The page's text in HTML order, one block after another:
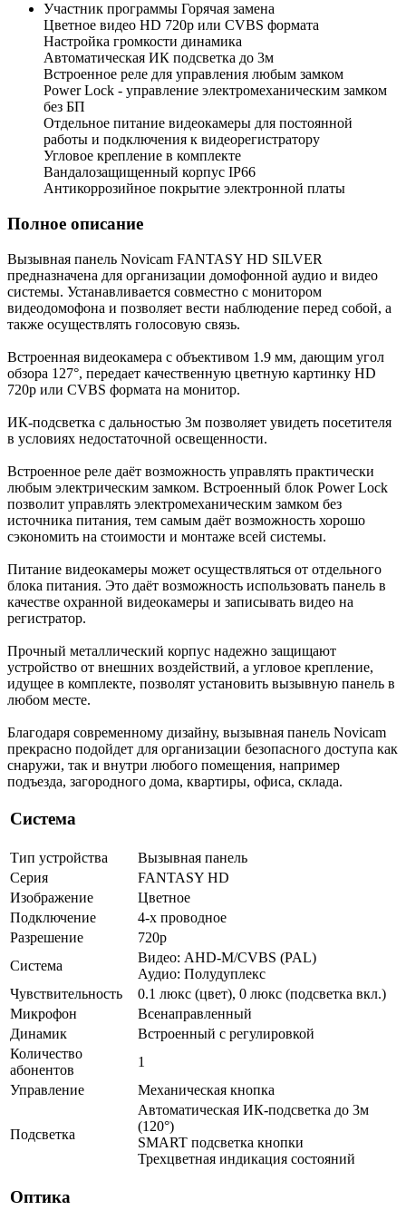
Участник программы Горячая замена
Цветное видео HD 720p или CVBS формата
Настройка громкости динамика
Автоматическая ИК подсветка до 3м
Встроенное реле для управления любым замком
Power Lock - управление электромеханическим замком
без БП
Отдельное питание видеокамеры для постоянной
работы и подключения к видеорегистратору
Угловое крепление в комплекте
Вандалозащищенный корпус IP66
Антикоррозийное покрытие электронной платы
Полное описание
Вызывная панель Novicam FANTASY HD SILVER
предназначена для организации домофонной аудио и видео
системы. Устанавливается совместно с монитором
видеодомофона и позволяет вести наблюдение перед собой, а
также осуществлять голосовую связь.
Встроенная видеокамера с объективом 1.9 мм, дающим угол
обзора 127°, передает качественную цветную картинку HD
720p или CVBS формата на монитор.
ИК-подсветка с дальностью 3м позволяет увидеть посетителя
в условиях недостаточной освещенности.
Встроенное реле даёт возможность управлять практически
любым электрическим замком. Встроенный блок Power Lock
позволит управлять электромеханическим замком без
источника питания, тем самым даёт возможность хорошо
сэкономить на стоимости и монтаже всей системы.
Питание видеокамеры может осуществляться от отдельного
блока питания. Это даёт возможность использовать панель в
качестве охранной видеокамеры и записывать видео на
регистратор.
Прочный металлический корпус надежно защищают
устройство от внешних воздействий, а угловое крепление,
идущее в комплекте, позволят установить вызывную панель в
любом месте.
Благодаря современному дизайну, вызывная панель Novicam
прекрасно подойдет для организации безопасного доступа как
снаружи, так и внутри любого помещения, например
подъезда, загородного дома, квартиры, офиса, склада.
Система
Тип устройства
Вызывная панель
Серия
FANTASY HD
Изображение
Цветное
Подключение
4-х проводное
Разрешение
720p
Система
Видео: AHD-M/CVBS (PAL)
Аудио: Полудуплекс
Чувствительность
0.1 люкс (цвет), 0 люкс (подсветка вкл.)
Микрофон
Всенаправленный
Динамик
Встроенный с регулировкой
Количество
абонентов
1
Управление
Механическая кнопка
Подсветка
Автоматическая ИК-подсветка до 3м
(120°)
SMART подсветка кнопки
Трехцветная индикация состояний
Оптика